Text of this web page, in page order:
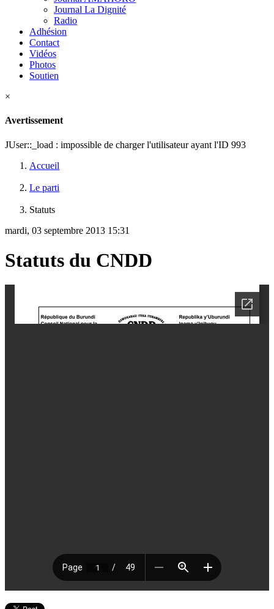
Journal La Dignité
Radio
Adhésion
Contact
Vidéos
Photos
Soutien
×
Avertissement
JUser::_load : impossible de charger l'utilisateur ayant l'ID 993
Accueil
Le parti
Statuts
mardi, 03 septembre 2013 15:31
Statuts du CNDD